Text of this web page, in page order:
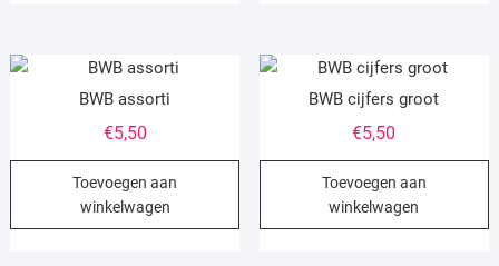
BWB assorti
€5,50
Toevoegen aan
winkelwagen
BWB cijfers groot
€5,50
Toevoegen aan
winkelwagen